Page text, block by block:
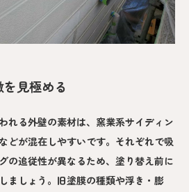
見極める
れる外壁の素材は、窯業系サイディン
どが混在しやすいです。それぞれで吸
の追従性が異なるため、塗り替え前に
ましょう。旧塗膜の種類や浮き・膨